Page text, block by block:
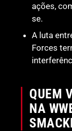
ações,
se.
A luta
Forces
QUEM
NA